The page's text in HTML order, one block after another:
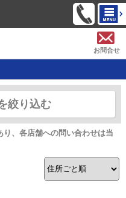
お問合せ
絞り込む
、各店舗への問い合わせは当